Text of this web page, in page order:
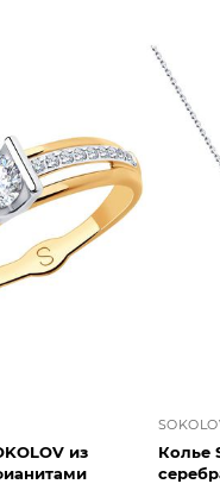
из
Колье